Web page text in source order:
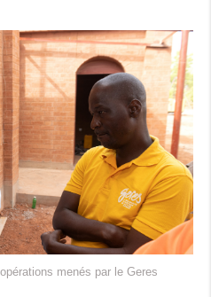
menés par le Geres